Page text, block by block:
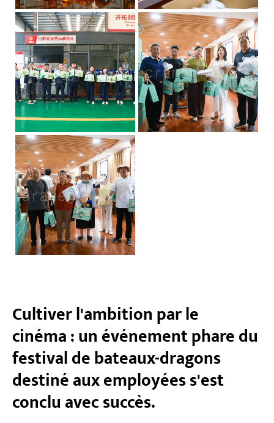
Cultiver l'ambition par le
cinéma : un événement phare du
festival de bateaux-dragons
destiné aux employées s'est
conclu avec succès.